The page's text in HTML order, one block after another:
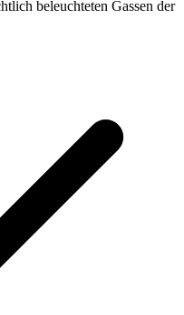
beleuchteten Gassen der